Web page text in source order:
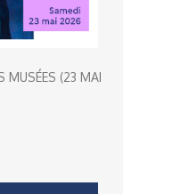
MUSÉES (23 MAI